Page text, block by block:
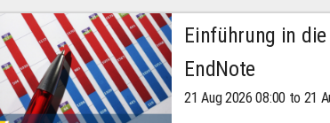
Einführung in
EndNote
21 Aug 2026 08:00 to 21